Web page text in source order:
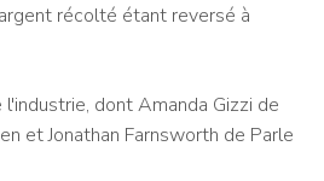
récolté étant reversé à
dont Amanda Gizzi de
et Jonathan Farnsworth de Parle